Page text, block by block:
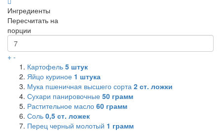
Ингредиенты
Пересчитать на
порции
+ -
Картофель 5 штук
Яйцо куриное 1 штука
Мука пшеничная высшего сорта 2 ст. ложки
Сухари панировочные 50 грамм
Растительное масло 60 грамм
Соль 0,5 ст. ложек
Перец черный молотый 1 грамм